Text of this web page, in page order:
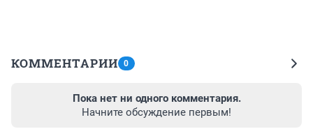
КОММЕНТАРИИ 0
Пока нет ни одного комментария.
Начните обсуждение первым!